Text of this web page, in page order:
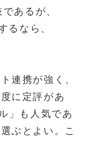
あるが、
るなら、
連携が強く、
に定評があ
」も人気であ
ぶとよい。こ